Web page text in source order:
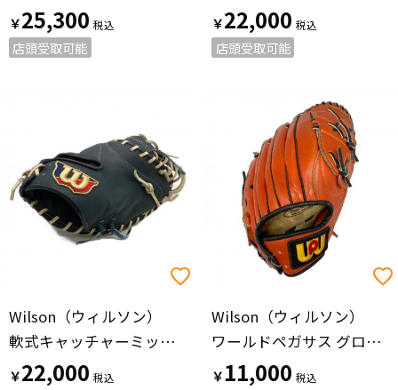
￥25,300
店頭受取可能
￥22,000
店頭受取可能
Wilson（ウィルソン）
軟式キャッチャーミット ネイビー
￥22,000
Wilson（ウィルソン）
ワールドペガサス グローブ ブラウン
￥11,000